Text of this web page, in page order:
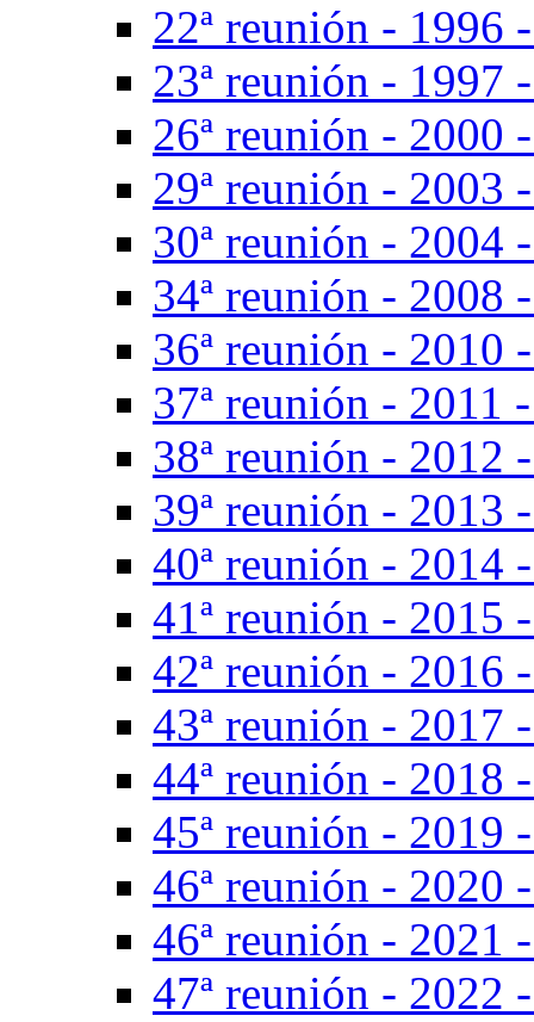
22ª reunión - 1996
23ª reunión - 1997
26ª reunión - 2000
29ª reunión - 2003
30ª reunión - 2004
34ª reunión - 2008
36ª reunión - 2010
37ª reunión - 2011
38ª reunión - 2012
39ª reunión - 2013
40ª reunión - 2014
41ª reunión - 2015
42ª reunión - 2016
43ª reunión - 2017
44ª reunión - 2018
45ª reunión - 2019
46ª reunión - 2020
46ª reunión - 2021
47ª reunión - 2022